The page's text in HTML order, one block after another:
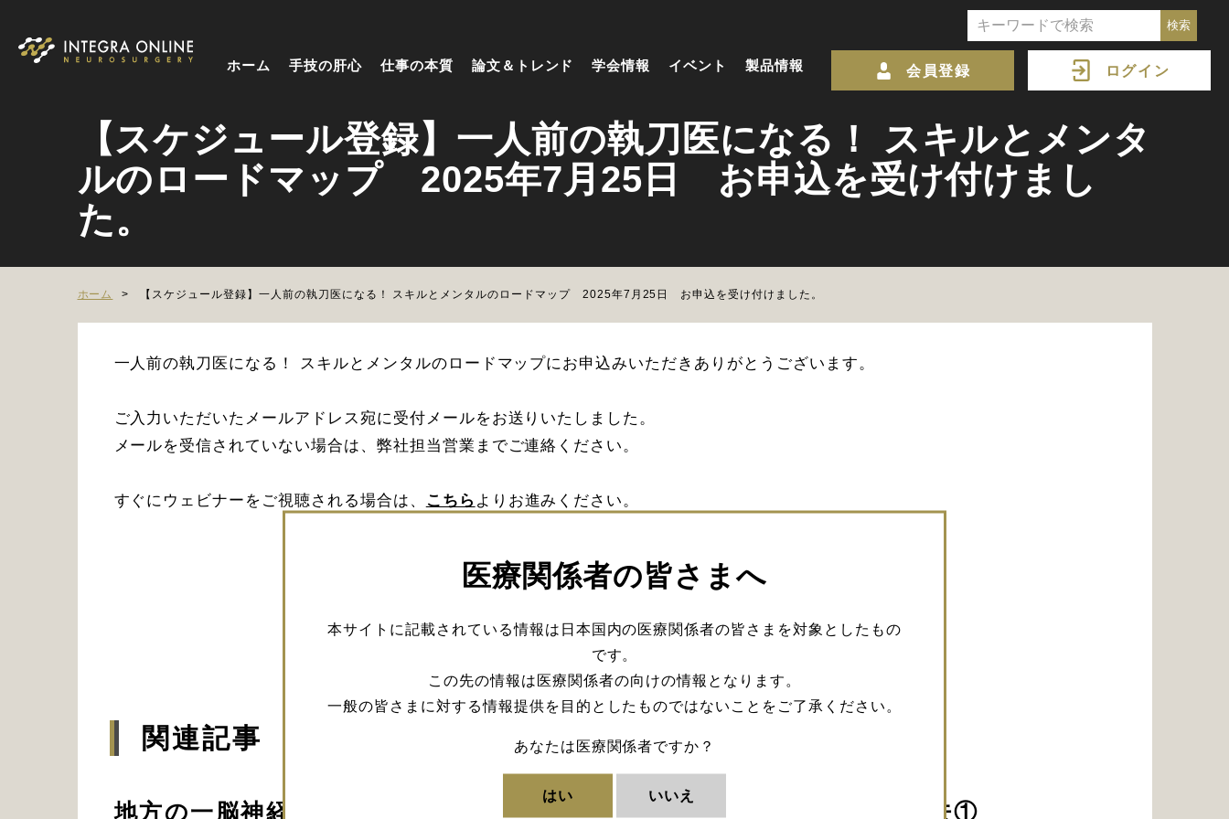
ホーム 手技の肝心 仕事の本質 論文＆トレンド 学会情報 イベント 製品情報 会員登録 ログイン
医療関係者の皆さまへ
本サイトに記載されている情報は日本国内の医療関係者の皆さまを対象としたもの
です。
この先の情報は医療関係者の向けの情報となります。
一般の皆さまに対する情報提供を目的としたものではないことをご了承ください。
あなたは医療関係者ですか？
はい いいえ
【スケジュール登録】一人前の執刀医になる！ スキルとメンタ
ルのロードマップ 2025年7月25日 お申込を受け付けまし
た。
ホーム 【スケジュール登録】一人前の執刀医になる！ スキルとメンタルのロードマップ 2025年7月25日 お申込を受け付けました。
一人前の執刀医になる！ スキルとメンタルのロードマップにお申込みいただきありがとうございます。
ご入力いただいたメールアドレス宛に受付メールをお送りいたしました。
メールを受信されていない場合は、弊社担当営業までご連絡ください。
すぐにウェビナーをご視聴される場合は、 こちら よりお進みください。
ー）
予定を登録（Outlook）
関連記事
地方の一脳神経外科医による守破離（しゅはり）の実践と手術教育の工夫①